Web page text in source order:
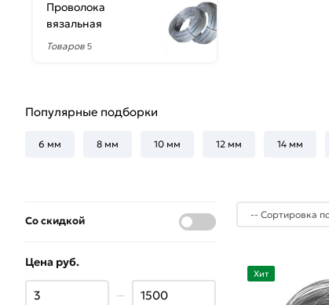
Проволока
вязальная
Товаров 5
Популярные подборки
6 мм 8 мм 10 мм 12 мм 14 мм
Со скидкой
Цена руб.
—
Хит